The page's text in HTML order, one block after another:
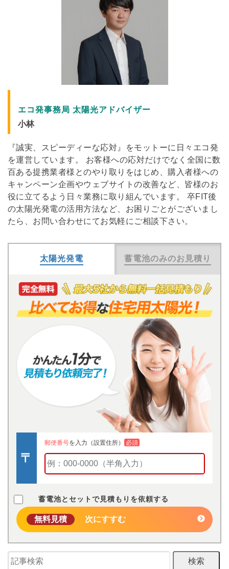
エコ発事務局 太陽光アドバイザー
小林
『誠実、スピーディーな応対』をモットーに日々エコ発
を運営しています。 お客様への応対だけでなく全国に数
百ある提携業者様とのやり取りをはじめ、購入者様への
キャンペーン企画やウェブサイトの改善など、皆様のお
役に立てるよう日々業務に取り組んでいます。 卒FIT後
の太陽光発電の活用方法など、お困りごとがございまし
たら、お問い合わせにてお気軽にご相談下さい。
太陽光発電 蓄電池のみのお見積り
郵便番号を入力（設置住所） 必須
蓄電池とセットで見積もりを依頼する
無料見積 次にすすむ